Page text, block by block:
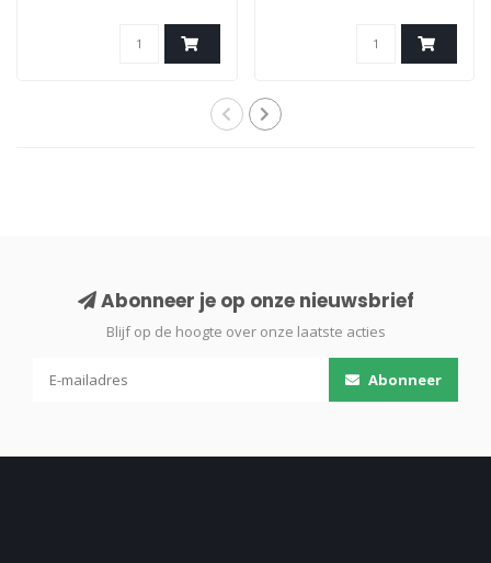
Abonneer je op onze nieuwsbrief
Blijf op de hoogte over onze laatste acties
Abonneer